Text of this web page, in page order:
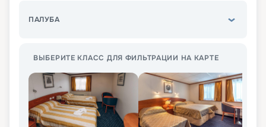
ПАЛУБА
ВЫБЕРИТЕ КЛАСС ДЛЯ ФИЛЬТРАЦИИ НА КАРТЕ